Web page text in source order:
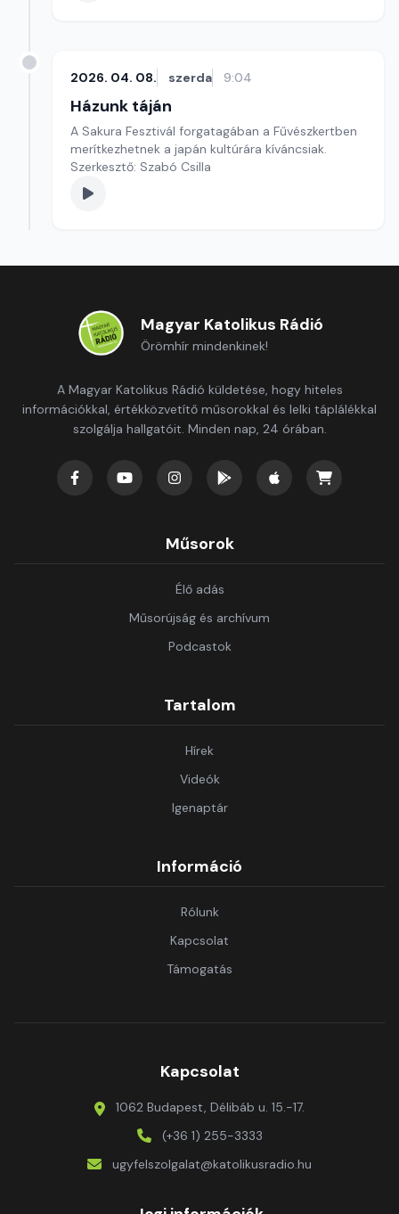
2026. 04. 08. szerda 9:04
Házunk táján
A Sakura Fesztivál forgatagában a Fűvészkertben
merítkezhetnek a japán kultúrára kíváncsiak.
Szerkesztő: Szabó Csilla
Magyar Katolikus Rádió
Örömhír mindenkinek!
A Magyar Katolikus Rádió küldetése, hogy hiteles
információkkal, értékközvetítő műsorokkal és lelki táplálékkal
szolgálja hallgatóit. Minden nap, 24 órában.
Műsorok
Élő adás
Műsorújság és archívum
Podcastok
Tartalom
Hírek
Videók
Igenaptár
Információ
Rólunk
Kapcsolat
Támogatás
Kapcsolat
1062 Budapest, Délibáb u. 15.-17.
(+36 1) 255-3333
ugyfelszolgalat@katolikusradio.hu